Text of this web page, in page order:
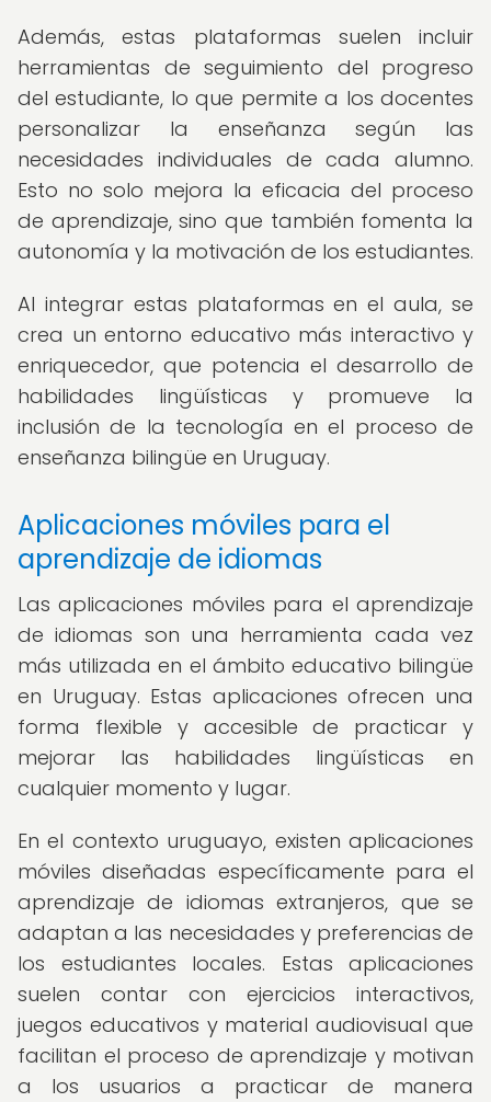
Además, estas plataformas suelen incluir
herramientas de seguimiento del progreso
del estudiante, lo que permite a los docentes
personalizar la enseñanza según las
necesidades individuales de cada alumno.
Esto no solo mejora la eficacia del proceso
de aprendizaje, sino que también fomenta la
autonomía y la motivación de los estudiantes.
Al integrar estas plataformas en el aula, se
crea un entorno educativo más interactivo y
enriquecedor, que potencia el desarrollo de
habilidades lingüísticas y promueve la
inclusión de la tecnología en el proceso de
enseñanza bilingüe en Uruguay.
Aplicaciones móviles para el
aprendizaje de idiomas
Las aplicaciones móviles para el aprendizaje
de idiomas son una herramienta cada vez
más utilizada en el ámbito educativo bilingüe
en Uruguay. Estas aplicaciones ofrecen una
forma flexible y accesible de practicar y
mejorar las habilidades lingüísticas en
cualquier momento y lugar.
En el contexto uruguayo, existen aplicaciones
móviles diseñadas específicamente para el
aprendizaje de idiomas extranjeros, que se
adaptan a las necesidades y preferencias de
los estudiantes locales. Estas aplicaciones
suelen contar con ejercicios interactivos,
juegos educativos y material audiovisual que
facilitan el proceso de aprendizaje y motivan
a los usuarios a practicar de manera